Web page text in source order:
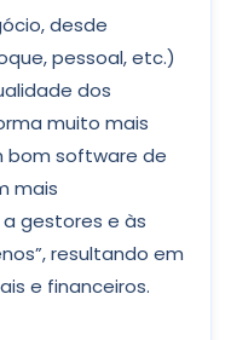
desde
pessoal, etc.)
dos
muito mais
bom software de
mais
gestores e às
resultando em
e financeiros.